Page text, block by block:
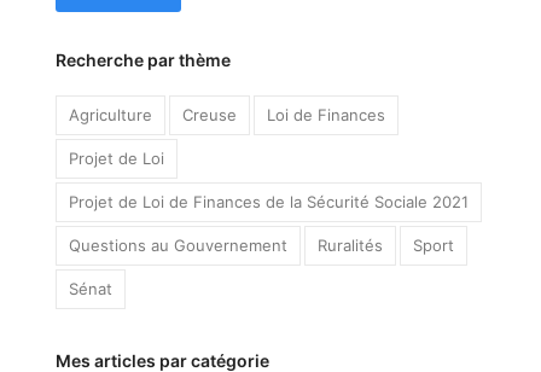
Recherche par thème
Agriculture Creuse Loi de Finances
Projet de Loi
Projet de Loi de Finances de la Sécurité Sociale 2021
Questions au Gouvernement Ruralités Sport
Sénat
Mes articles par catégorie